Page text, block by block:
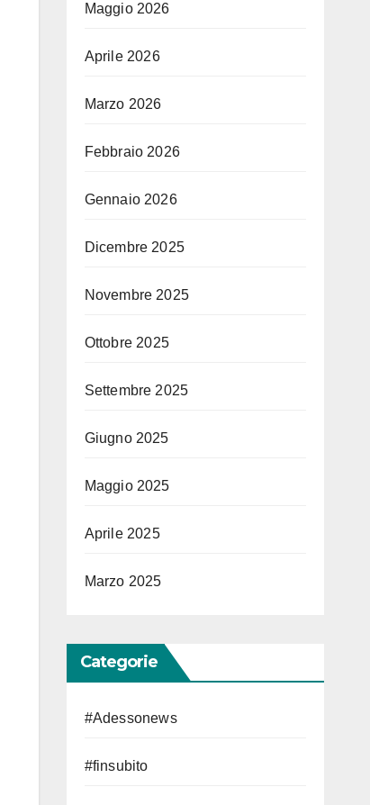
Maggio 2026
Aprile 2026
Marzo 2026
Febbraio 2026
Gennaio 2026
Dicembre 2025
Novembre 2025
Ottobre 2025
Settembre 2025
Giugno 2025
Maggio 2025
Aprile 2025
Marzo 2025
Categorie
#Adessonews
#finsubito